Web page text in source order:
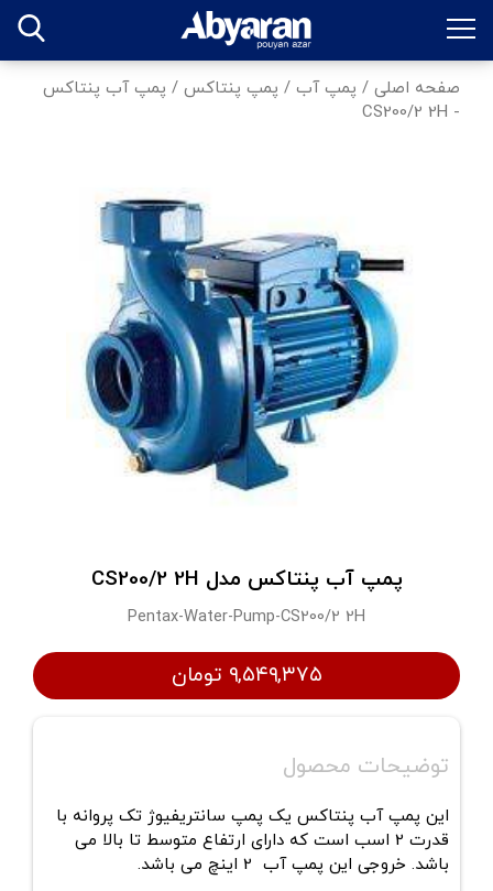
صفحه اصلی / پمپ آب / پمپ پنتاکس / پمپ آب پنتاکس
- CS200/2 2H
پمپ آب پنتاکس مدل CS200/2 2H
Pentax-Water-Pump-CS200/2 2H
۹,۵۴۹,۳۷۵ تومان
توضیحات محصول
این پمپ آب پنتاکس یک پمپ سانتریفیوژ تک پروانه با
قدرت 2 اسب است که دارای ارتفاع متوسط تا بالا می
باشد. خروجی این پمپ آب 2 اینچ می باشد.